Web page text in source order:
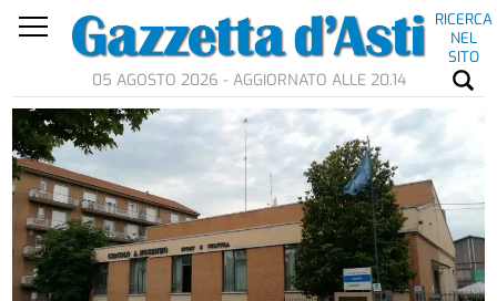
RICERCA
NEL
SITO
05 AGOSTO 2026 - AGGIORNATO ALLE 20.14